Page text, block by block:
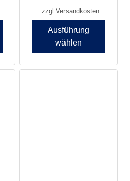
zzgl.Versandkosten
Ausführung
wählen